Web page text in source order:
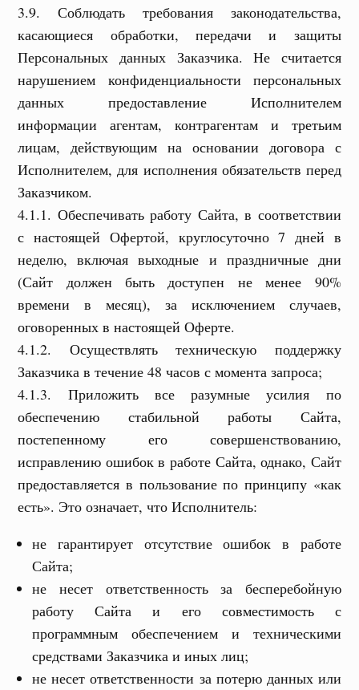
3.9. Соблюдать требования законодательства,
касающиеся обработки, передачи и защиты
Персональных данных Заказчика. Не считается
нарушением конфиденциальности персональных
данных предоставление Исполнителем
информации агентам, контрагентам и третьим
лицам, действующим на основании договора с
Исполнителем, для исполнения обязательств перед
Заказчиком.
4.1.1. Обеспечивать работу Сайта, в соответствии
с настоящей Офертой, круглосуточно 7 дней в
неделю, включая выходные и праздничные дни
(Сайт должен быть доступен не менее 90%
времени в месяц), за исключением случаев,
оговоренных в настоящей Оферте.
4.1.2. Осуществлять техническую поддержку
Заказчика в течение 48 часов с момента запроса;
4.1.3. Приложить все разумные усилия по
обеспечению стабильной работы Сайта,
постепенному его совершенствованию,
исправлению ошибок в работе Сайта, однако, Сайт
предоставляется в пользование по принципу «как
есть». Это означает, что Исполнитель:
не гарантирует отсутствие ошибок в работе
Сайта;
не несет ответственность за бесперебойную
работу Сайта и его совместимость с
программным обеспечением и техническими
средствами Заказчика и иных лиц;
не несет ответственности за потерю данных или